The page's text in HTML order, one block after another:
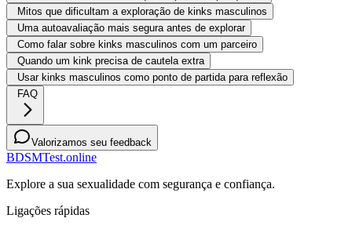
Mitos que dificultam a exploração de kinks masculinos
Uma autoavaliação mais segura antes de explorar
Como falar sobre kinks masculinos com um parceiro
Quando um kink precisa de cautela extra
Usar kinks masculinos como ponto de partida para reflexão
FAQ
Valorizamos seu feedback
BDSMTest.online
Explore a sua sexualidade com segurança e confiança.
Ligações rápidas